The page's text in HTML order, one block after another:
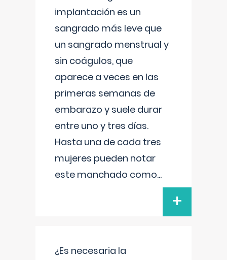
implantación es un
sangrado más leve que
un sangrado menstrual y
sin coágulos, que
aparece a veces en las
primeras semanas de
embarazo y suele durar
entre uno y tres días.
Hasta una de cada tres
mujeres pueden notar
este manchado como...
+
¿Es necesaria la